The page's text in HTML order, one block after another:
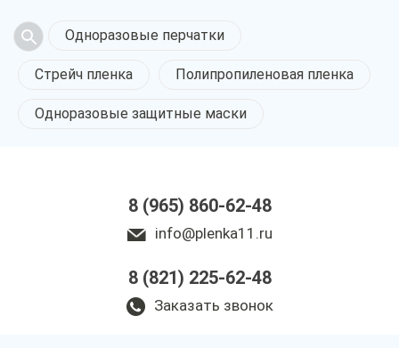
Одноразовые перчатки
Стрейч пленка Полипропиленовая пленка
Одноразовые защитные маски
8 (965) 860-62-48
info@plenka11.ru
8 (821) 225-62-48
Заказать звонок